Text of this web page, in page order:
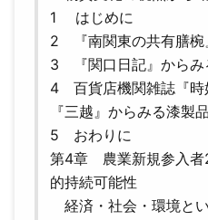
1 はじめに
2 『南関東の共有膳椀
3 『関口日記』からみ
4 百貨店機関雑誌『時
『三越』からみる漆製
5 おわりに
第4章 農業新規参入者
的持続可能性
経済・社会・環境と